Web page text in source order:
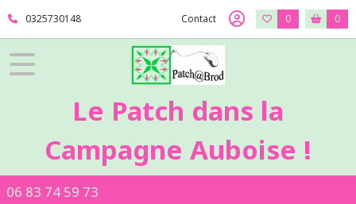
0325730148 Contact 0 0
Le Patch dans la
Campagne Auboise !
06 83 74 59 73
Fermer
FILTRES
Broderie
main